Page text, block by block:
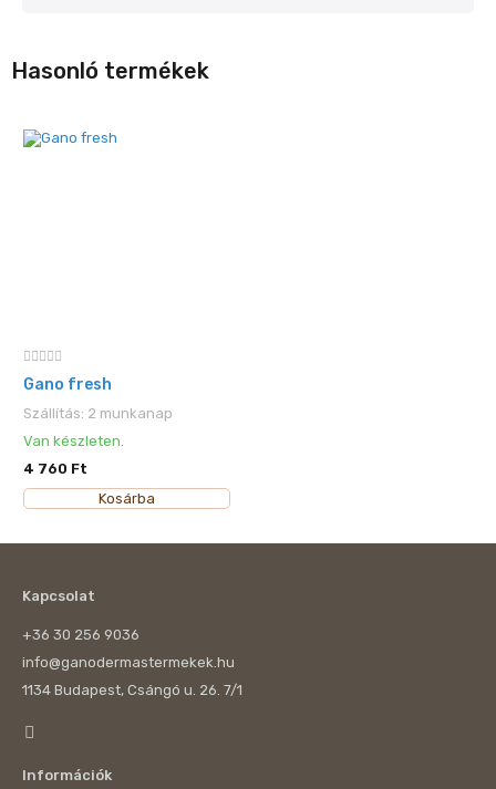
Hasonló termékek
Gano fresh
Szállítás: 2 munkanap
Van készleten.
4 760 Ft
Kosárba
Kapcsolat
+36 30 256 9036
info@ganodermastermekek.hu
1134 Budapest, Csángó u. 26. 7/1
Információk